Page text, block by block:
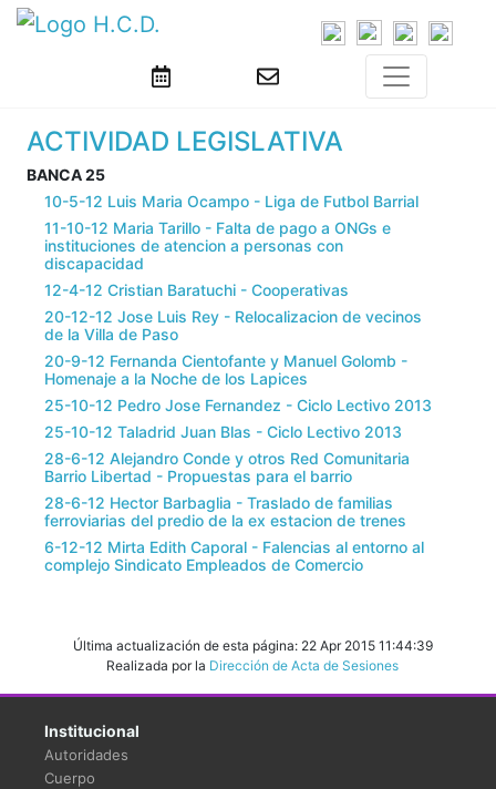
ACTIVIDAD LEGISLATIVA
BANCA 25
10-5-12 Luis Maria Ocampo - Liga de Futbol Barrial
11-10-12 Maria Tarillo - Falta de pago a ONGs e
instituciones de atencion a personas con
discapacidad
12-4-12 Cristian Baratuchi - Cooperativas
20-12-12 Jose Luis Rey - Relocalizacion de vecinos
de la Villa de Paso
20-9-12 Fernanda Cientofante y Manuel Golomb -
Homenaje a la Noche de los Lapices
25-10-12 Pedro Jose Fernandez - Ciclo Lectivo 2013
25-10-12 Taladrid Juan Blas - Ciclo Lectivo 2013
28-6-12 Alejandro Conde y otros Red Comunitaria
Barrio Libertad - Propuestas para el barrio
28-6-12 Hector Barbaglia - Traslado de familias
ferroviarias del predio de la ex estacion de trenes
6-12-12 Mirta Edith Caporal - Falencias al entorno al
complejo Sindicato Empleados de Comercio
Última actualización de esta página: 22 Apr 2015 11:44:39
Realizada por la Dirección de Acta de Sesiones
Institucional
Autoridades
Cuerpo